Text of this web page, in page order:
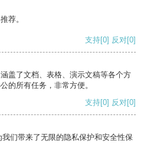
荐。
支持[0] 反对[0]
盖了文档、表格、演示文稿等各个方
的所有任务，非常方便。
支持[0] 反对[0]
们带来了无限的隐私保护和安全性保